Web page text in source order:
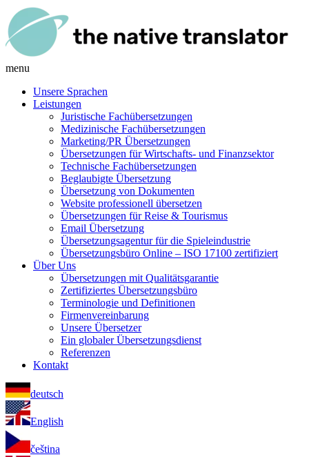
menu
Unsere Sprachen
Leistungen
Juristische Fachübersetzungen
Medizinische Fachübersetzungen
Marketing/PR Übersetzungen
Übersetzungen für Wirtschafts- und Finanzsektor
Technische Fachübersetzungen
Beglaubigte Übersetzung
Übersetzung von Dokumenten
Website professionell übersetzen
Übersetzungen für Reise & Tourismus
Email Übersetzung
Übersetzungsagentur für die Spieleindustrie
Übersetzungsbüro Online – ISO 17100 zertifiziert
Über Uns
Übersetzungen mit Qualitätsgarantie
Zertifiziertes Übersetzungsbüro
Terminologie und Definitionen
Firmenvereinbarung
Unsere Übersetzer
Ein globaler Übersetzungsdienst
Referenzen
Kontakt
deutsch
English
čeština